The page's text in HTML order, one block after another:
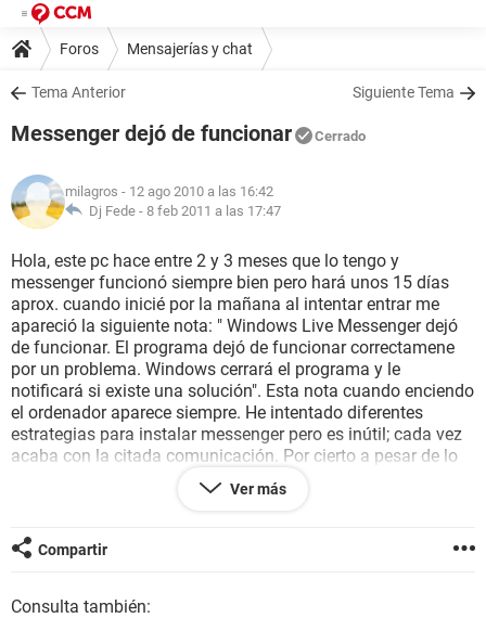
Foros Mensajerías y chat
Tema Anterior Siguiente Tema
Messenger dejó de funcionar Cerrado
milagros - 12 ago 2010 a las 16:42
Dj Fede - 8 feb 2011 a las 17:47
Hola, este pc hace entre 2 y 3 meses que lo tengo y
messenger funcionó siempre bien pero hará unos 15 días
aprox. cuando inicié por la mañana al intentar entrar me
apareció la siguiente nota: " Windows Live Messenger dejó
de funcionar. El programa dejó de funcionar correctamene
por un problema. Windows cerrará el programa y le
notificará si existe una solución". Esta nota cuando enciendo
el ordenador aparece siempre. He intentado diferentes
estrategias para instalar messenger pero es inútil; cada vez
acaba con la citada comunicación. Por cierto a pesar de lo
que digan nunca se me notificó Microsoft. Me pueden
ayudar? gracias. milagros.
Ver más
Compartir
Consulta también: